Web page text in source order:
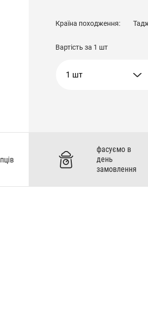
Країна походження:
Вартість за 1 шт
1 шт
фасуємо в
день
замовлення